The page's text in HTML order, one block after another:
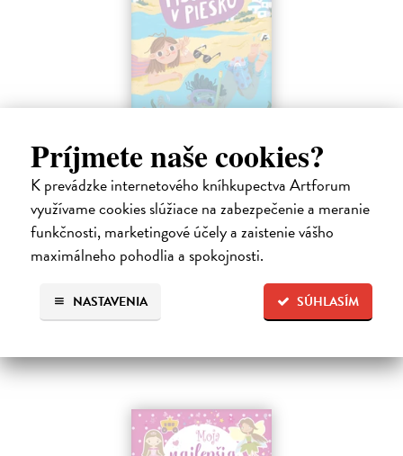
Príjmete naše cookies?
K prevádzke internetového kníhkupectva Artforum
využívame cookies slúžiace na zabezpečenie a meranie
funkčnosti, marketingové účely a zaistenie vášho
maximálneho pohodlia a spokojnosti.
SÚHLASÍM
NASTAVENIA
Sedem písmen v piesku
Hlušíková Marta | Kniha
Dovolenka na Kréte je niekedy plná prekvapení. Súrodenci Noro a
Anabela pri mori spoznávajú svojráznych Chrtovcov, natrafia na
usušenú jaštericu, zaujmú ich Uwe a Hans, ktorí sú takmer celé dni
zahrabaní…
Na sklade
14,20 €